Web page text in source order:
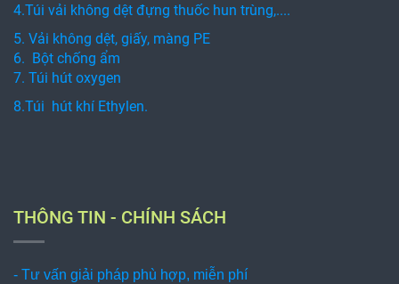
4.Túi vải không dệt đựng thuốc hun trùng,....
5. Vải không dệt, giấy, màng PE
6. Bột chống ẩm
7. Túi hút oxygen
8.Túi hút khí Ethylen.
THÔNG TIN - CHÍNH SÁCH
- Tư vấn giải pháp phù hợp, miễn phí